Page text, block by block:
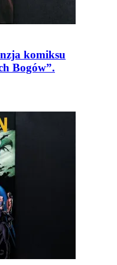
komiksu
Bogów”.